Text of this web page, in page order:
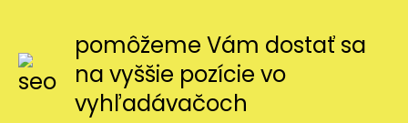
pomôžeme Vám dostať sa
na vyššie pozície vo
vyhľadávačoch